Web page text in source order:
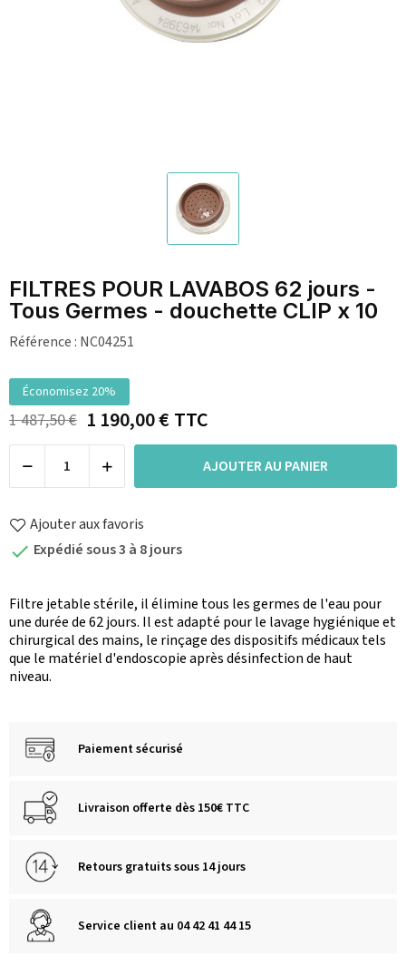
FILTRES POUR LAVABOS 62 jours -
Tous Germes - douchette CLIP x 10
Référence : NC04251
Économisez 20%
1 487,50 € 1 190,00 €TTC
AJOUTER AU PANIER
Ajouter aux favoris
 Expédié sous 3 à 8 jours
Filtre jetable stérile, il élimine tous les germes de l'eau pour
une durée de 62 jours. Il est adapté pour le lavage hygiénique et
chirurgical des mains, le rinçage des dispositifs médicaux tels
que le matériel d'endoscopie après désinfection de haut
niveau.
Paiement sécurisé
Livraison offerte dès 150€ TTC
Retours gratuits sous 14 jours
Service client au 04 42 41 44 15